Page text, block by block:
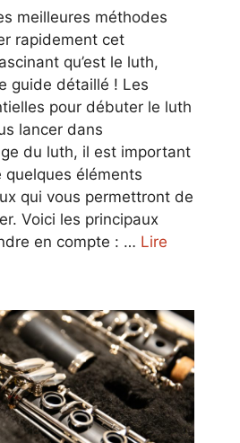
meilleures méthodes
rapidement cet
qu’est le luth,
guide détaillé ! Les
pour débuter le luth
lancer dans
du luth, il est important
quelques éléments
qui vous permettront de
Voici les principaux
en compte : … Lire